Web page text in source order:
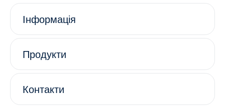
Інформація
Продукти
Контакти